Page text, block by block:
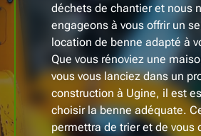
déchets de chantier et nous
engageons à vous offrir un
location de benne adapté à
Que vous rénoviez une
vous vous lanciez dans un
construction à Ugine, il est
choisir la benne adéquate.
permettra de trier et de vous